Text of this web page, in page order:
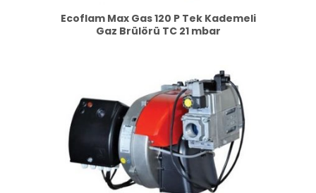
Ecoflam Max Gas 120 P Tek Kademeli
Gaz Brülörü TC 21 mbar